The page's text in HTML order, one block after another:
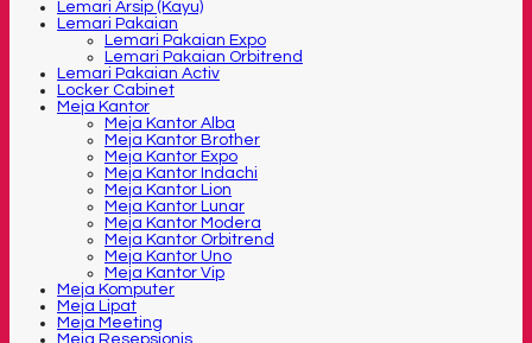
Lemari Arsip (Kayu)
Lemari Pakaian
Lemari Pakaian Expo
Lemari Pakaian Orbitrend
Lemari Pakaian Activ
Locker Cabinet
Meja Kantor
Meja Kantor Alba
Meja Kantor Brother
Meja Kantor Expo
Meja Kantor Indachi
Meja Kantor Lion
Meja Kantor Lunar
Meja Kantor Modera
Meja Kantor Orbitrend
Meja Kantor Uno
Meja Kantor Vip
Meja Komputer
Meja Lipat
Meja Meeting
Meja Resepsionis